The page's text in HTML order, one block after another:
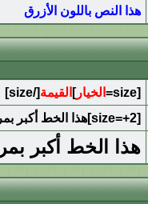
هذا النص باللون الأزرق
[size= الخيار] القيمة[/size]
[size=+2]هذا الخط أكبر بمرتين عن الخط العادي[/size]
هذا الخط أكبر